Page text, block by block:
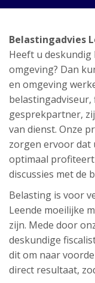
Belastingadvies
Heeft u
omgeving? Dan
en omgeving
belastingadviseur,
gesprekpartner,
van dienst. Onze
zorgen ervoor dat
optimaal profiteert
discussies met de
Belasting is voor
Leende moeilijke
zijn. Mede door
deskundige
dit om naar
direct resultaat,